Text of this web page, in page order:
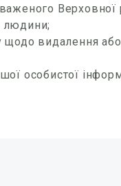
людини;
щодо видалення
особистої